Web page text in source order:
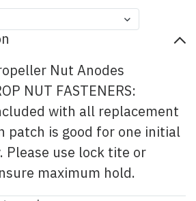
Nut Anodes
NUT FASTENERS:
with all replacement
patch is good for one initial
Please use lock tite or
maximum hold.